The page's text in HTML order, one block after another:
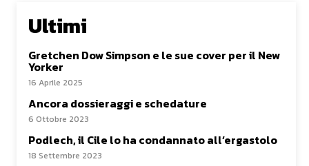
Ultimi
Gretchen Dow Simpson e le sue cover per il New
Yorker
16 Aprile 2025
Ancora dossieraggi e schedature
6 Ottobre 2023
Podlech, il Cile lo ha condannato all’ergastolo
18 Settembre 2023